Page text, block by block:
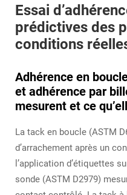
Essai
prédictives des
conditions
Adhérence en
et adhérence par
mesurent et ce
La tack en boucle (ASTM
d’arrachement après un
l’application d’étiquettes
sonde (ASTM D2979)